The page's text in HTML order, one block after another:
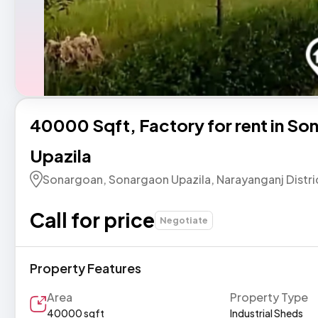
40000 Sqft,​ Factory for rent in
Upazila
Sonargoan, Sonargaon Upazila, Narayanganj
Call for price Negotiate
Property Features
Area
40000 sqft
Property Type
Industrial Sheds
sellers, and renters through
messaging system. This adds a
your personal contact
you feel comfortable sharing
Check the details carefully,
descriptions, photos, and contact
anything seems unclear, request
images from the advertiser.